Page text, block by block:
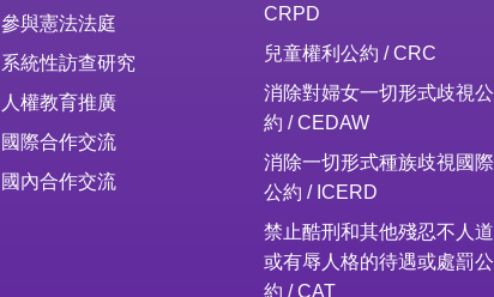
參與憲法法庭
系統性訪查研究
人權教育推廣
國際合作交流
國內合作交流
CRPD
兒童權利公約 / CRC
消除對婦女一切形式歧視公
約 / CEDAW
消除一切形式種族歧視國際
公約 / ICERD
禁止酷刑和其他殘忍不人道
或有辱人格的待遇或處罰公
約 / CAT